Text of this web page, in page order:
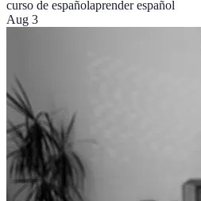
curso de españolaprender español
Aug 3